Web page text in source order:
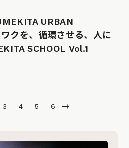
URBAN
クを、循環させる、人に
SCHOOL Vol.1
3 4 5 6 →